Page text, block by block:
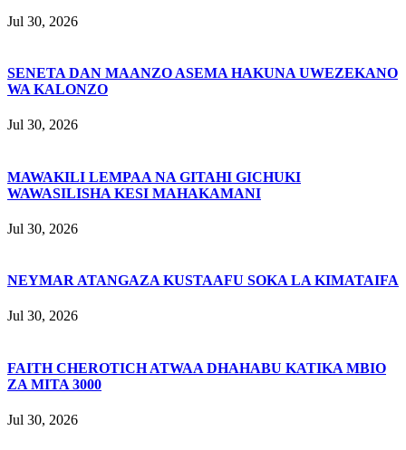
Jul 30, 2026
SENETA DAN MAANZO ASEMA HAKUNA UWEZEKANO
WA KALONZO
Jul 30, 2026
MAWAKILI LEMPAA NA GITAHI GICHUKI
WAWASILISHA KESI MAHAKAMANI
Jul 30, 2026
NEYMAR ATANGAZA KUSTAAFU SOKA LA KIMATAIFA
Jul 30, 2026
FAITH CHEROTICH ATWAA DHAHABU KATIKA MBIO
ZA MITA 3000
Jul 30, 2026